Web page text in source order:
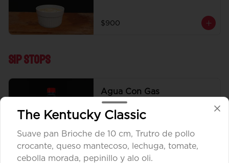
$900
Sip Stops
Agua Con Gas
$1.890
The Kentucky Classic
Suave pan Brioche de 10 cm, Trutro de pollo
crocante, queso mantecoso, lechuga, tomate,
cebolla morada, pepinillo y alo oli.